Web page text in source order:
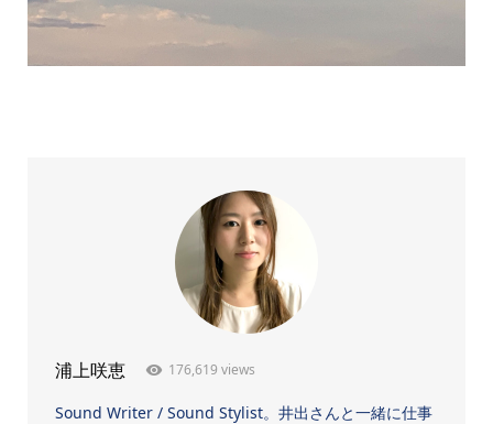
浦上咲恵 176,619 views
Sound Writer / Sound Stylist。井出さんと一緒に仕事